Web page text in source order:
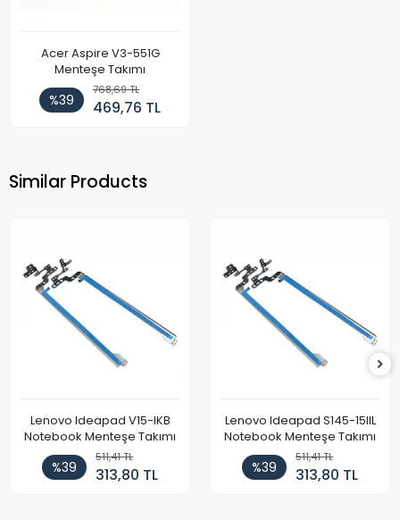
Acer Aspire V3-551G
Menteşe Takımı
%39
768,69 TL
469,76 TL
Similar Products
Lenovo Ideapad V15-IKB
Notebook Menteşe Takımı
%39
511,41 TL
313,80 TL
Lenovo Ideapad S145-15IIL
Notebook Menteşe Takımı
%39
511,41 TL
313,80 TL